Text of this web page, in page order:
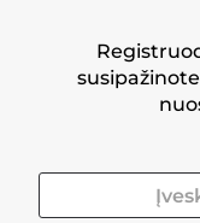
susipažinote